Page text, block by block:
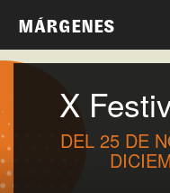
MÁRGENES
X
DEL 25 DE